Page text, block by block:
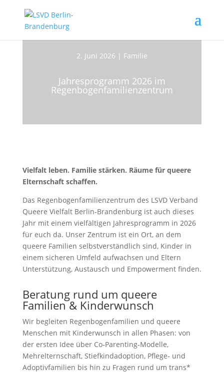
2. Juni 2026 | Familie
Jahresprogramm 2026 im
Regenbogenfamilienzentrum
Vielfalt leben. Familie stärken. Räume für queere
Elternschaft schaffen.
Das Regenbogenfamilienzentrum des LSVD Verband
Queere Vielfalt Berlin‑Brandenburg ist auch dieses
Jahr mit einem vielfältigen Jahresprogramm in 2026
für euch da. Unser Zentrum ist ein Ort, an dem
queere Familien selbstverständlich sind, Kinder in
einem sicheren Umfeld aufwachsen und Eltern
Unterstützung, Austausch und Empowerment finden.
Beratung rund um queere
Familien & Kinderwunsch
Wir begleiten Regenbogenfamilien und queere
Menschen mit Kinderwunsch in allen Phasen: von
der ersten Idee über Co‑Parenting‑Modelle,
Mehrelternschaft, Stiefkindadoption, Pflege‑ und
Adoptivfamilien bis hin zu Fragen rund um trans*